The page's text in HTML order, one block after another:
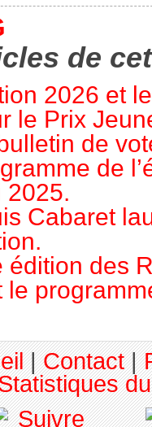
de
2026 et
le Prix
de
de
2025.
Cabaret
édition des
le
|Contact|